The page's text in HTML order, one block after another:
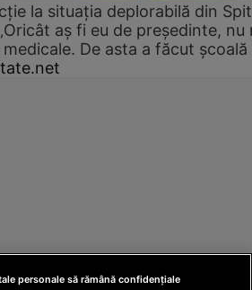
la situația deplorabilă din
aș fi eu de președinte, nu
De asta a făcut școală
personale să rămână confidențiale